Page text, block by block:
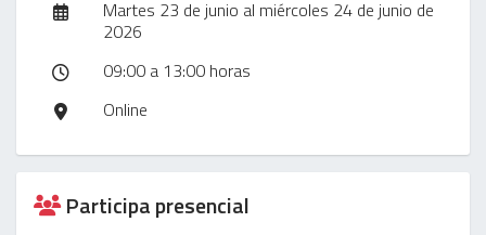
Martes 23 de junio al miércoles 24 de junio de
2026
09:00 a 13:00 horas
Online
Participa presencial